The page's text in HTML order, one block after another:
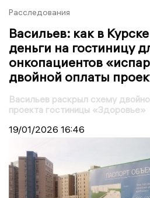
Расследования
Васильев: как в
деньги на гостиницу
онкопациентов
двойной оплаты
Васильев раскрыл схему
проекта гостиницы «Здоровье»
19/01/2026 16:46